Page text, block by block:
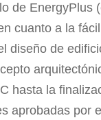
de EnergyPlus
cuanto a la
diseño de
hasta la
aprobadas por